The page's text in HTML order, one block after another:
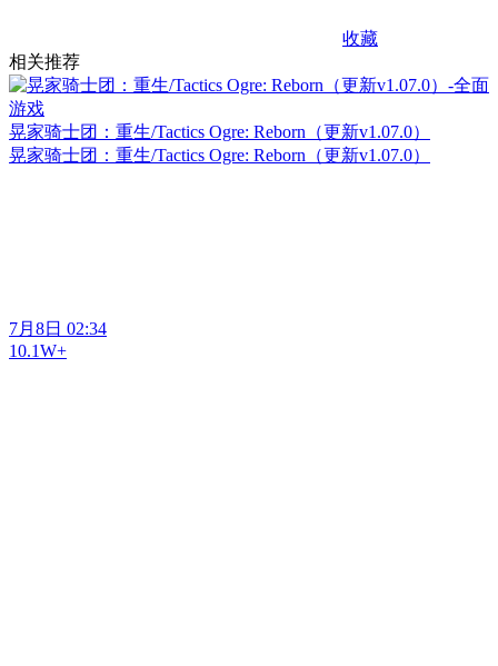
收藏
相关推荐
晃家骑士团：重生/Tactics Ogre: Reborn（更新v1.07.0）
晃家骑士团：重生/Tactics Ogre: Reborn（更新v1.07.0）
7月8日 02:34
10.1W+